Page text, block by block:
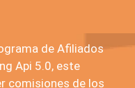
de Afiliados
Api 5.0, este
comisiones de los